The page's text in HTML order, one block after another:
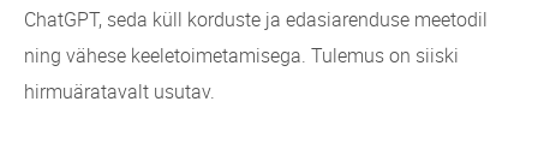
ChatGPT, seda küll korduste ja edasiarenduse meetodil
ning vähese keeletoimetamisega. Tulemus on siiski
hirmuäratavalt usutav.